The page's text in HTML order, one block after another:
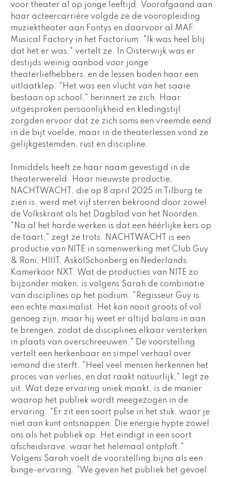
voor theater al op jonge leeftijd. Voorafgaand aan
haar acteercarrière volgde ze de vooropleiding
muziektheater aan Fontys en daarvoor al MAF:
Musical Factory in het Factorium. "Ik was heel blij
dat het er was," vertelt ze. In Oisterwijk was er
destijds weinig aanbod voor jonge
theaterliefhebbers, en de lessen boden haar een
uitlaatklep. "Het was een vlucht van het saaie
bestaan op school," herinnert ze zich. Haar
uitgesproken persoonlijkheid en kledingstijl
zorgden ervoor dat ze zich soms een vreemde eend
in de bijt voelde, maar in de theaterlessen vond ze
gelijkgestemden, rust en discipline.
Inmiddels heeft ze haar naam gevestigd in de
theaterwereld. Haar nieuwste productie,
NACHTWACHT
, die op 8 april 2025 in Tilburg te
zien is, werd met vijf sterren bekroond door zowel
de Volkskrant als het Dagblad van het Noorden.
"Na al het harde werken is dat een héérlijke kers op
de taart," zegt ze trots. NACHTWACHT is een
productie van NITE in samenwerking met Club Guy
& Roni, HIIIT, Asko|Schönberg en Nederlands
Kamerkoor NXT. Wat de producties van NITE zo
bijzonder maken, is volgens Sarah de combinatie
van disciplines op het podium. "Regisseur Guy is
een echte maximalist. Het kan nooit groots of vol
genoeg zijn, maar hij weet er altijd balans in aan
te brengen, zodat de disciplines elkaar versterken
in plaats van overschreeuwen." De voorstelling
vertelt een herkenbaar en simpel verhaal over
iemand die sterft. "Heel veel mensen herkennen het
proces van verlies, en dat raakt natuurlijk," legt ze
uit. Wat deze ervaring uniek maakt, is de manier
waarop het publiek wordt meegezogen in de
ervaring. "Er zit een soort pulse in het stuk, waar je
niet aan kunt ontsnappen. Die energie hypte zowel
ons als het publiek op. Het eindigt in een soort
afscheidsrave, waar het helemaal ontploft."
Volgens Sarah voelt de voorstelling bijna als een
binge-ervaring. "We geven het publiek het gevoel